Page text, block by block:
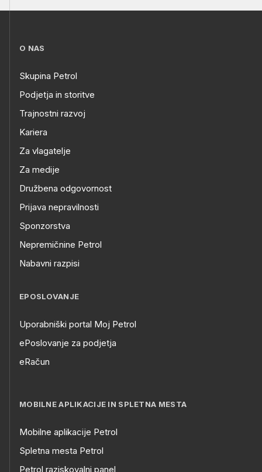
O NAS
Skupina Petrol
Podjetja in storitve
Trajnostni razvoj
Kariera
Za vlagatelje
Za medije
Družbena odgovornost
Prijava nepravilnosti
Sponzorstva
Nepremičnine Petrol
Nabavni razpisi
EPOSLOVANJE
Uporabniški portal Moj Petrol
ePoslovanje za podjetja
eRačun
MOBILNE APLIKACIJE IN SPLETNA MESTA
Mobilne aplikacije Petrol
Spletna mesta Petrol
Petrol raziskovalni panel